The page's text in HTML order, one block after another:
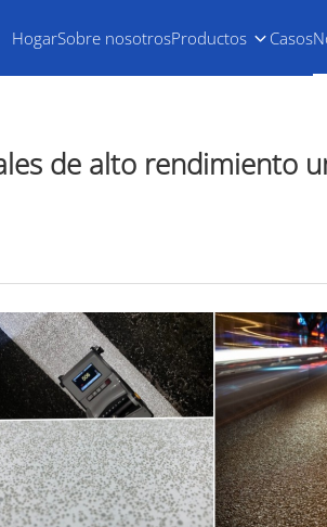
HogarSobre nosotrosProductos Casos
de alto rendimiento